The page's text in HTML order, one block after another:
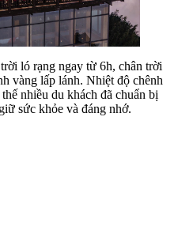
ló rạng ngay từ 6h, chân trời
vàng lấp lánh. Nhiệt độ chênh
nhiều du khách đã chuẩn bị
sức khỏe và đáng nhớ.